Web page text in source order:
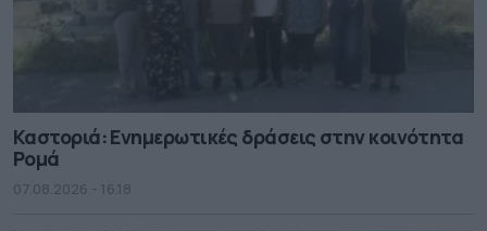
Καστοριά: Ενημερωτικές δράσεις στην κοινότητα
Ρομά
07.08.2026 - 16.18